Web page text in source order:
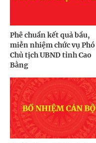
Phê chuẩn kết quả bầu,
miễn nhiệm chức vụ Phó
Chủ tịch UBND tỉnh Cao
Bằng